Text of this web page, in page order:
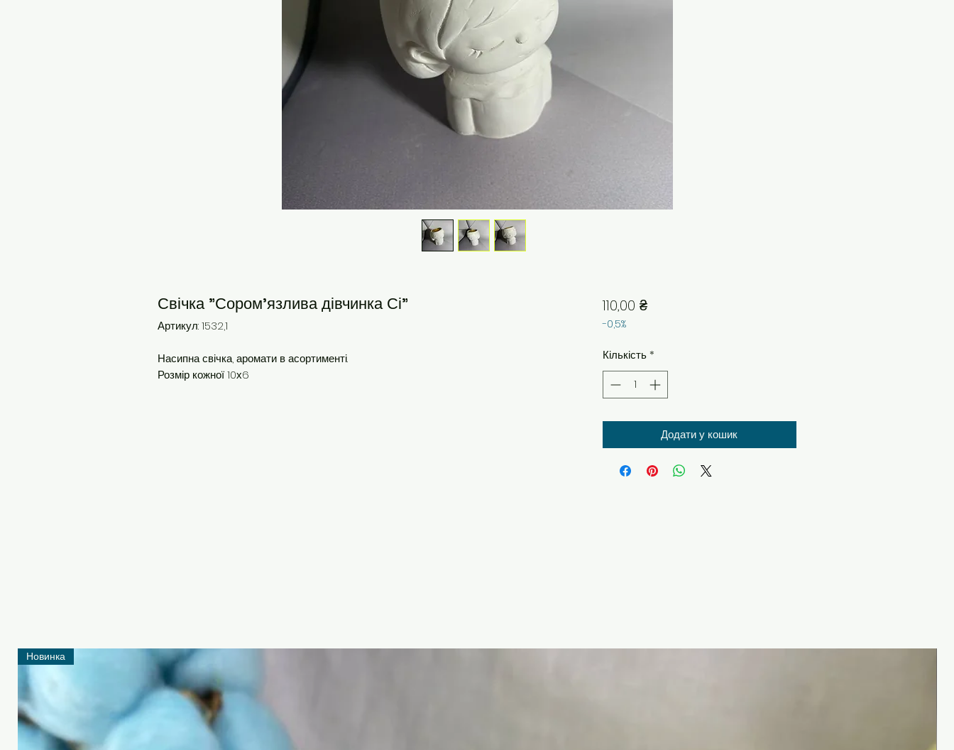
Свічка "Сором'язлива дівчинка Сі"
Артикул: 1532,1
Насипна свічка, аромати в асортименті.
Розмір кожної 10х6
110,00 ₴Ціна
-0,5%
Кількість *
Додати у кошик
Новинка